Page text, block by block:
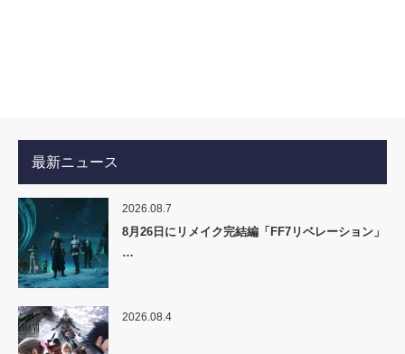
最新ニュース
2026.08.7
8月26日にリメイク完結編「FF7リベレーション」
…
2026.08.4